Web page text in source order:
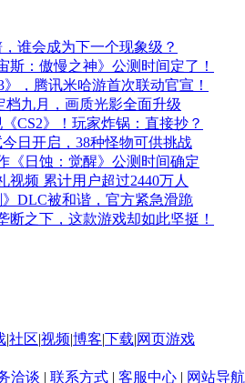
谁会成为下一个现象级？
：傲慢之神》公测时间定了！
，腾讯米哈游首次联动官宣！
九月，画质光影全面升级
CS2》！玩家炸锅：直接抄？
日开启，38种怪物可供挑战
《日蚀：觉醒》公测时间确定
视频 累计用户超过2440万人
DLC被和谐，官方紧急滑跪
断之下，这款游戏却如此坚挺！
|社区|视频|博客|下载|网页游戏
洽谈 | 联系方式 | 客服中心 | 网站导航